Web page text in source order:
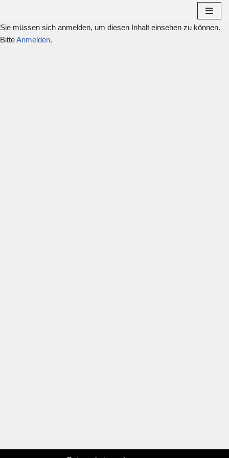
Zum
Inhalt
Sie müssen sich anmelden, um diesen Inhalt einsehen zu können.
BitteAnmelden.